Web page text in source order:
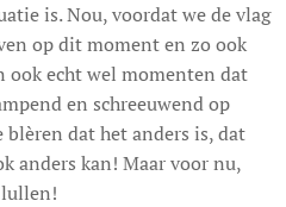
is. Nou, voordat we de vlag
op dit moment en zo ook
ook echt wel momenten dat
en schreeuwend op
dat het anders is, dat
anders kan! Maar voor nu,
lullen!